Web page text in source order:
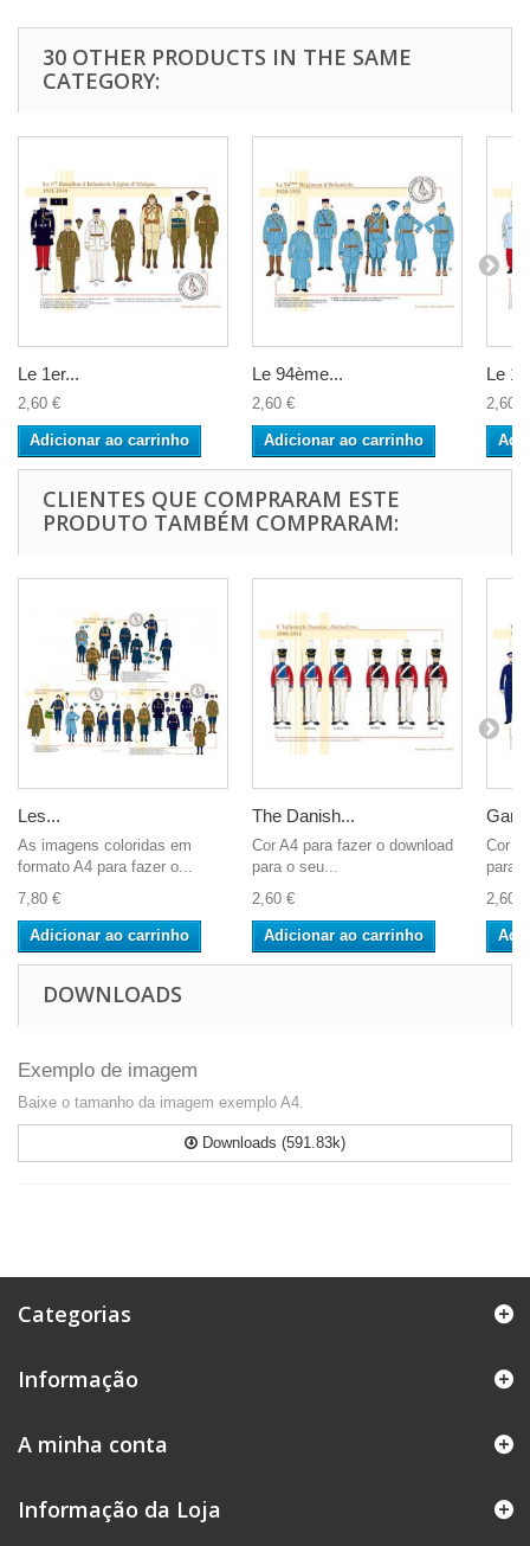
30 OTHER PRODUCTS IN THE SAME
CATEGORY:
Le 1er...
2,60 €
Adicionar ao carrinho
Le 94ème...
2,60 €
Adicionar ao carrinho
Le
2,60 €
CLIENTES QUE COMPRARAM ESTE
PRODUTO TAMBÉM COMPRARAM:
Les...
As imagens coloridas em
formato A4 para fazer o...
7,80 €
Adicionar ao carrinho
The Danish...
Cor A4 para fazer o download
para o seu...
2,60 €
Adicionar ao carrinho
Cor
para
2,60 €
DOWNLOADS
Exemplo de imagem
Baixe o tamanho da imagem exemplo A4.
Downloads (591.83k)
Categorias
Informação
A minha conta
Informação da Loja